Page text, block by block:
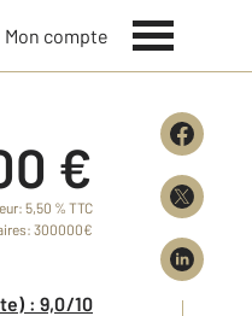
Mon compte
€
5,50 % TTC
300000€
: 9,0/10